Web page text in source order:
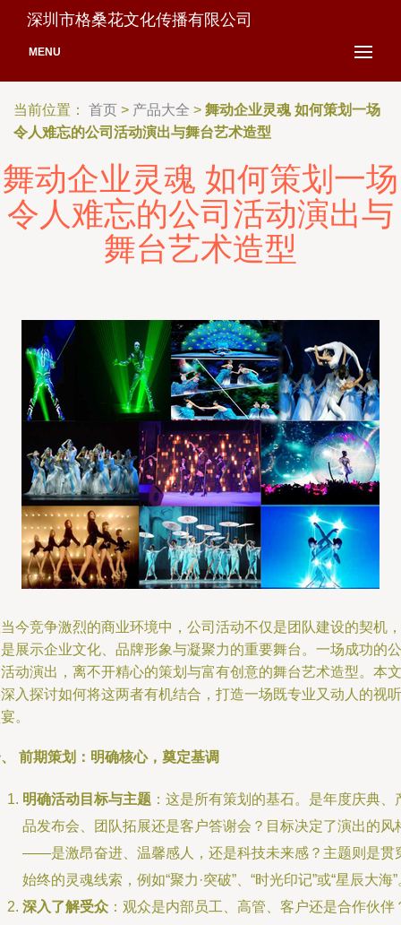
深圳市格桑花文化传播有限公司
MENU
当前位置： 首页 > 产品大全 > 舞动企业灵魂 如何策划一场
令人难忘的公司活动演出与舞台艺术造型
舞动企业灵魂 如何策划一场
令人难忘的公司活动演出与
舞台艺术造型
今竞争激烈的商业环境中，公司活动不仅是团队建设的契机，
展示企业文化、品牌形象与凝聚力的重要舞台。一场成功的公
动演出，离不开精心的策划与富有创意的舞台艺术造型。本文
入探讨如何将这两者有机结合，打造一场既专业又动人的视听
。
前期策划：明确核心，奠定基调
明确活动目标与主题 ：这是所有策划的基石。是年度庆典、
品发布会、团队拓展还是客户答谢会？目标决定了演出的风
——是激昂奋进、温馨感人，还是科技未来感？主题则是贯
始终的灵魂线索，例如“聚力·突破”、“时光印记”或“星辰大海”
深入了解受众 ：观众是内部员工、高管、客户还是合作伙伴